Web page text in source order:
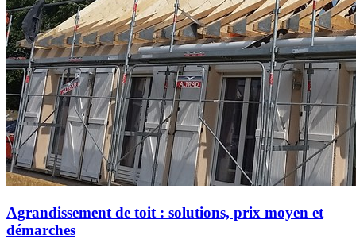
Agrandissement de toit : solutions, prix moyen et
démarches